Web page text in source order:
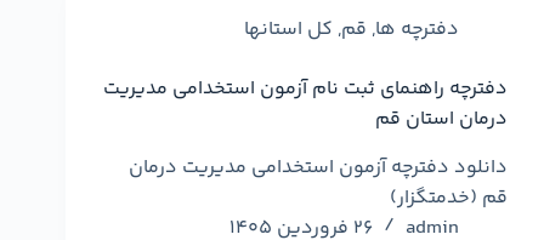
دفترچه ها, قم, کل استانها
دفترچه راهنمای ثبت نام آزمون استخدامی مدیریت
درمان استان قم
دانلود دفترچه آزمون استخدامی مدیریت درمان
قم (خدمتگزار)
admin
26 فروردین 1405